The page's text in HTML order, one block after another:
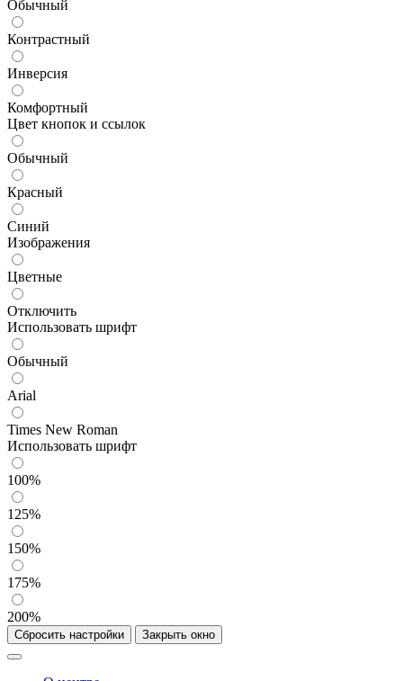
Обычный
Контрастный
Инверсия
Комфортный
Цвет кнопок и ссылок
Обычный
Красный
Синий
Изображения
Цветные
Отключить
Использовать шрифт
Обычный
Arial
Times New Roman
Использовать шрифт
100%
125%
150%
175%
200%
Сбросить настройки Закрыть окно